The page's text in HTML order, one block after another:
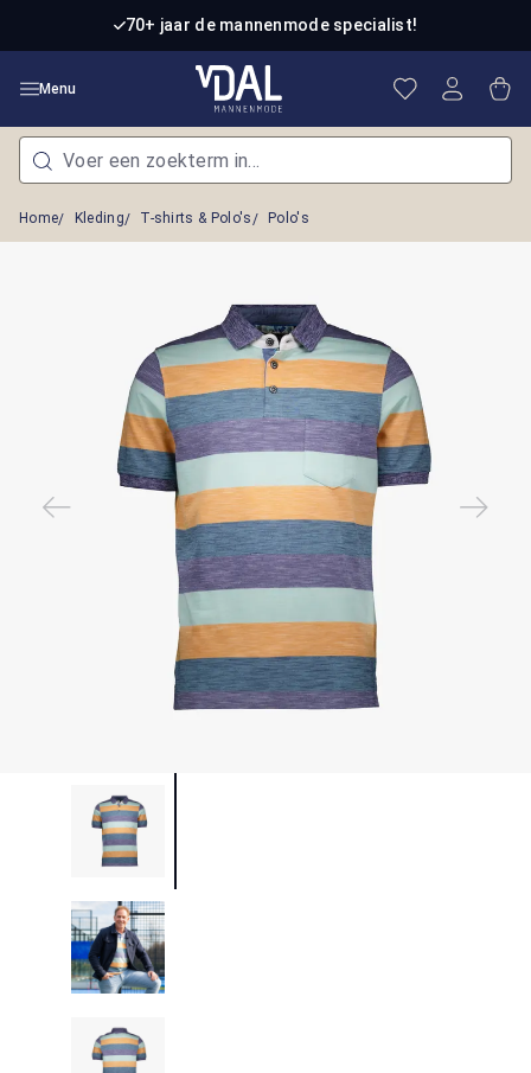
Ga naar de hoofdinhoud70+ jaar de mannenmode specialist!
Menu Je hebt 0
Home Kleding T-shirts & Polo's Polo's